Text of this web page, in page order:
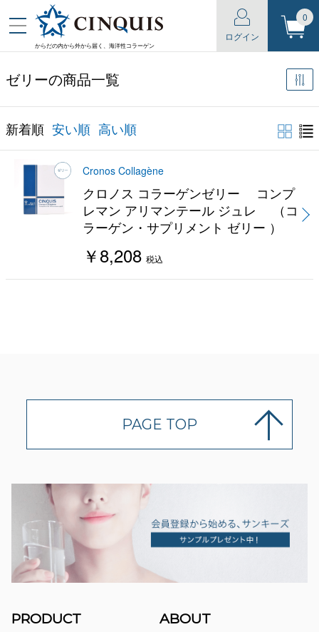
からだの内から外から届く、海洋性コラーゲン
ログイン
0
ゼリーの商品一覧
新着順 安い順 高い順
Cronos Collagène
クロノス コラーゲンゼリー コンプ
レマン アリマンテール ジュレ （コ
ラーゲン・サプリメント ゼリー ）
￥8,208 税込
PAGE TOP
PRODUCT ABOUT